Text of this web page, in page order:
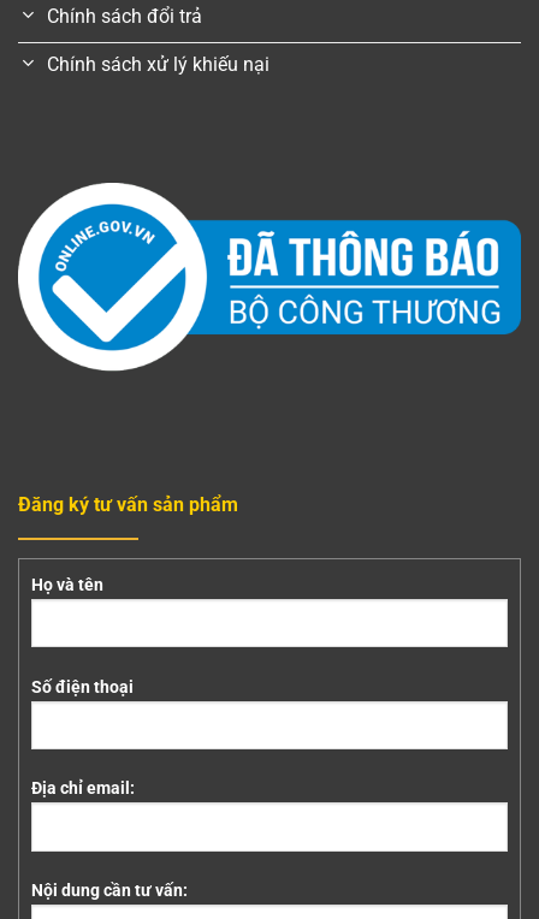
Chính sách đổi trả
Chính sách xử lý khiếu nại
Đăng ký tư vấn sản phẩm
Họ và tên
Số điện thoại
Địa chỉ email:
Nội dung cần tư vấn: